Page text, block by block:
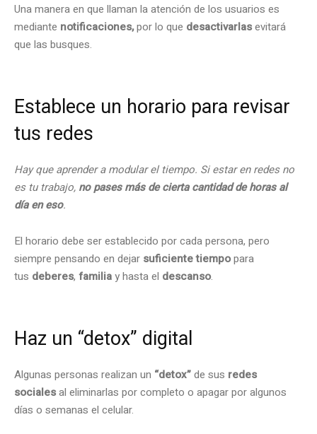
Una manera en que llaman la atención de los usuarios es
mediante notificaciones,por lo que desactivarlasevitará
que las busques.
Establece un horario para revisar
tus redes
Hay que aprender a modular el tiempo. Si estar en redes no
es tu trabajo, no pases más de cierta cantidad de horas al
día en eso.
El horario debe ser establecido por cada persona, pero
siempre pensando en dejar suficiente tiempopara
tus deberes, familiay hasta el descanso.
Haz un “detox” digital
Algunas personas realizan un “detox”de sus redes
socialesal eliminarlas por completo o apagar por algunos
días o semanas el celular.